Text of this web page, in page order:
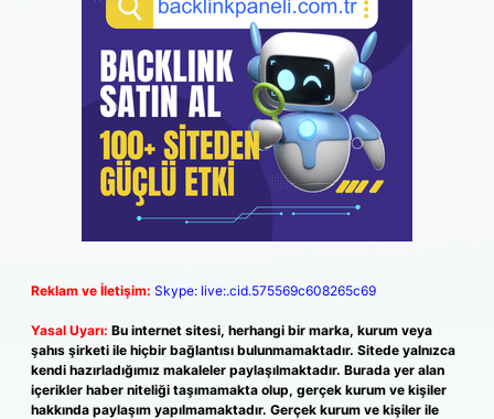
Reklam ve İletişim: Skype: live:.cid.575569c608265c69
Yasal Uyarı: Bu internet sitesi, herhangi bir marka, kurum veya
şahıs şirketi ile hiçbir bağlantısı bulunmamaktadır. Sitede yalnızca
kendi hazırladığımız makaleler paylaşılmaktadır. Burada yer alan
içerikler haber niteliği taşımamakta olup, gerçek kurum ve kişiler
hakkında paylaşım yapılmamaktadır. Gerçek kurum ve kişiler ile